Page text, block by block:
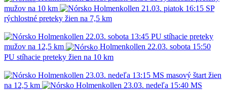
mužov na 10 km
Holmenkollen 21.03. piatok 16:15 SP
rýchlostné preteky žien na 7,5 km
Holmenkollen 22.03. sobota 13:45 PU stíhacie preteky
mužov na 12,5 km
Holmenkollen 22.03. sobota 15:50
PU stíhacie preteky žien na 10 km
Holmenkollen 23.03. nedeľa 13:15 MS masový štart žien
na 12,5 km
Holmenkollen 23.03. nedeľa 15:40 MS